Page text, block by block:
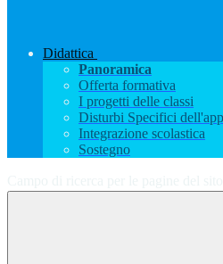
Didattica
Panoramica
Offerta formativa
I progetti delle classi
Disturbi Specifici
Integrazione scolastica
Sostegno